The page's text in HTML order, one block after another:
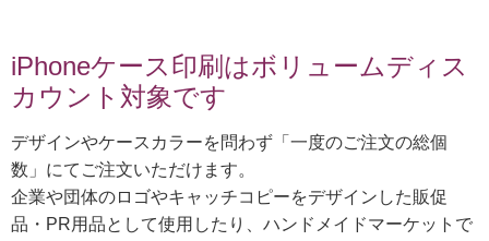
iPhoneケース印刷はボリュームディス
カウント対象です
デザインやケースカラーを問わず「一度のご注文の総個
数」にてご注文いただけます。
企業や団体のロゴやキャッチコピーをデザインした販促
品・PR用品として使用したり、ハンドメイドマーケットで